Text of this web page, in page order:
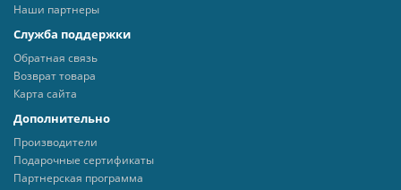
Наши партнеры
Служба поддержки
Обратная связь
Возврат товара
Карта сайта
Дополнительно
Производители
Подарочные сертификаты
Партнерская программа